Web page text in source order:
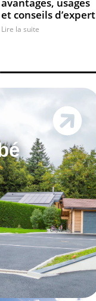
et conseils d’expert
Lire la suite